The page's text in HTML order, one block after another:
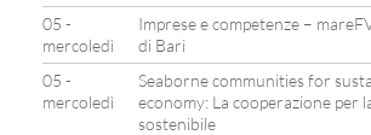
05 -
mercoledì
Imprese e competenze –
di Bari
05 -
mercoledì
Seaborne communities for
economy: La cooperazione per
sostenibile